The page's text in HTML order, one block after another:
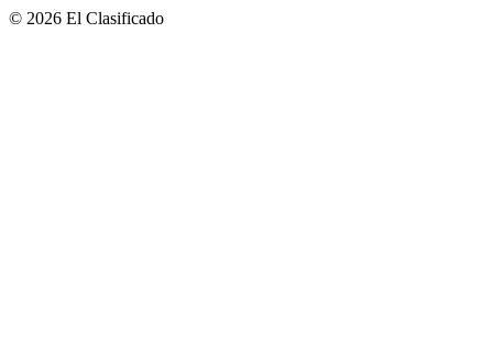
© 2026 El Clasificado